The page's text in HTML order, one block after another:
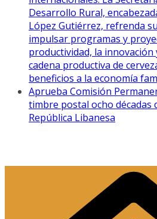
Desarrollo Rural,
López Gutiérrez, refrenda
impulsar programas y
productividad, la innovación
cadena productiva de
beneficios a la economía
Aprueba Comisión
timbre postal ocho décadas
República Libanesa